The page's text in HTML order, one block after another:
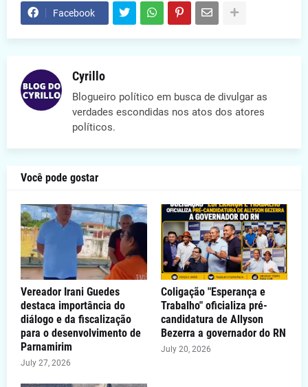
Facebook
Cyrillo
Blogueiro político em busca de divulgar as
verdades escondidas nos atos dos atores
políticos.
Você pode gostar
Vereador Irani Guedes
destaca importância do
diálogo e da fiscalização
para o desenvolvimento de
Parnamirim
July 27, 2026
Coligação "Esperança e
Trabalho" oficializa pré-
candidatura de Allyson
Bezerra a governador do RN
July 20, 2026